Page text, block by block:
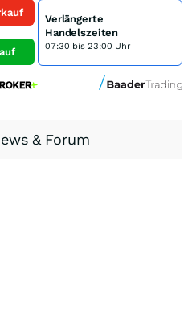
Verlängerte
Handelszeiten
07:30 bis 23:00 Uhr
& Forum